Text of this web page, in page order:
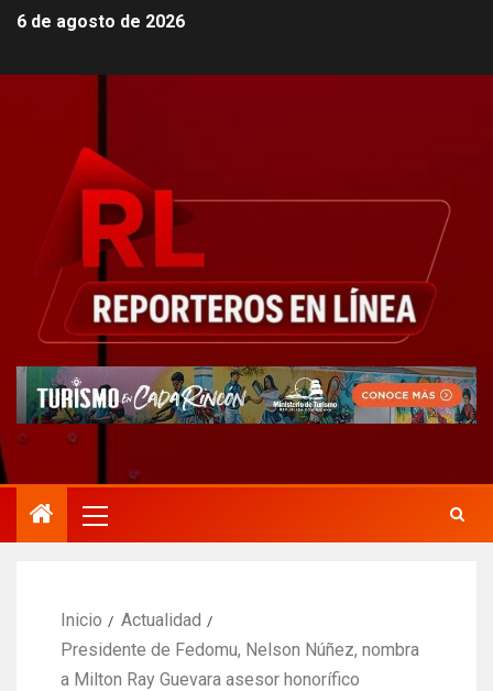
6 de agosto de 2026
Inicio
Actualidad
Presidente de Fedomu, Nelson Núñez, nombra
a Milton Ray Guevara asesor honorífico